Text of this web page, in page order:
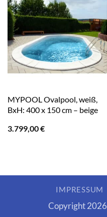
MYPOOL Ovalpool, weiß,
BxH: 400 x 150 cm – beige
3.799,00€
IMPRESSUM
Copyright